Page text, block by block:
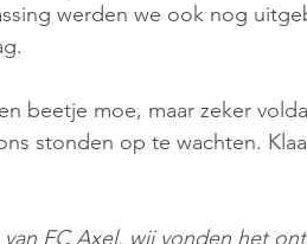
werden we ook nog
beetje moe, maar zeker
stonden op te wachten.
van FC Axel, wij vonden het